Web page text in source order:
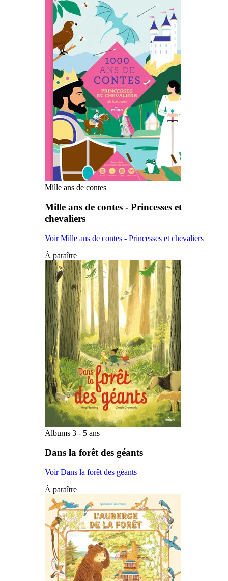
Mille ans de contes
Mille ans de contes - Princesses et
chevaliers
Voir Mille ans de contes - Princesses et chevaliers
À paraître
Albums 3 - 5 ans
Dans la forêt des géants
Voir Dans la forêt des géants
À paraître